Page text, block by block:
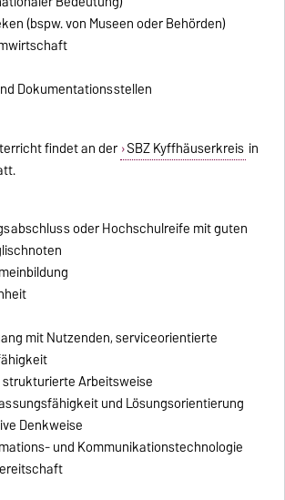
(bspw. von Museen oder Behörden)
Dokumentationsstellen
findet an der SBZ Kyffhäuserkreis in
oder Hochschulreife mit guten
mit Nutzenden, serviceorientierte
Arbeitsweise
und Lösungsorientierung
Denkweise
und Kommunikationstechnologie